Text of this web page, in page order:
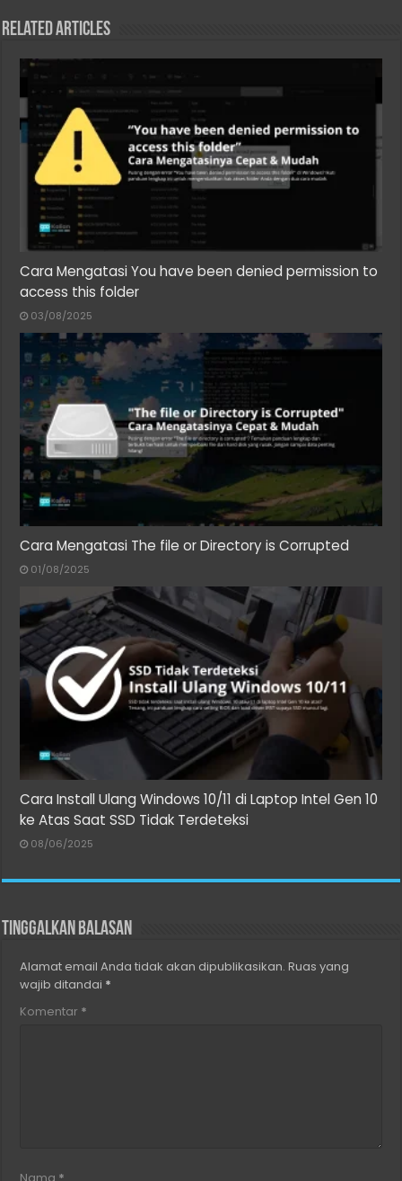
Related Articles
Cara Mengatasi You have been denied permission to
access this folder
03/08/2025
Cara Mengatasi The file or Directory is Corrupted
01/08/2025
Cara Install Ulang Windows 10/11 di Laptop Intel Gen 10
ke Atas Saat SSD Tidak Terdeteksi
08/06/2025
Tinggalkan Balasan
Alamat email Anda tidak akan dipublikasikan. Ruas yang
wajib ditandai *
Komentar *
Nama *